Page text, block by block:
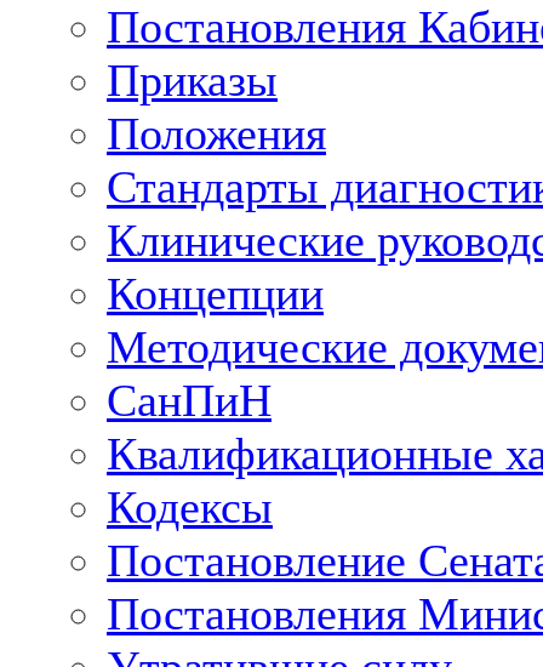
Постановления
Приказы
Положения
Стандарты
Клинические
Концепции
Методические
СанПиН
Квалификационные
Кодексы
Постановление
Постановления